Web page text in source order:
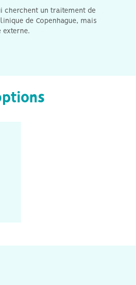
cherchent un traitement de
de Copenhague, mais
externe.